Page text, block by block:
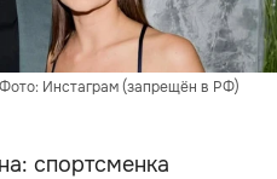
Инстаграм (запрещён в РФ)
спортсменка